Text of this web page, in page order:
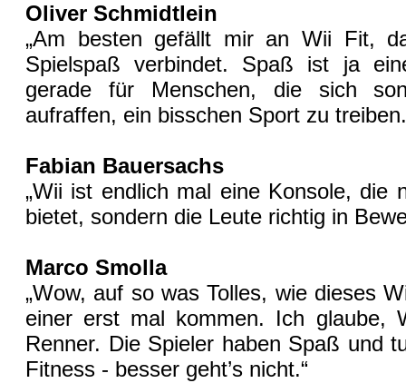
Oliver Schmidtlein
„Am besten gefällt mir an Wii Fit,
Spielspaß verbindet. Spaß ist ja
gerade für Menschen, die sich
aufraffen, ein bisschen Sport zu
Fabian Bauersachs
„Wii ist endlich mal eine Konsole, die
bietet, sondern die Leute richtig in
Marco Smolla
„Wow, auf so was Tolles, wie dieses
einer erst mal kommen. Ich glaube,
Renner. Die Spieler haben Spaß und
Fitness - besser geht’s nicht.“